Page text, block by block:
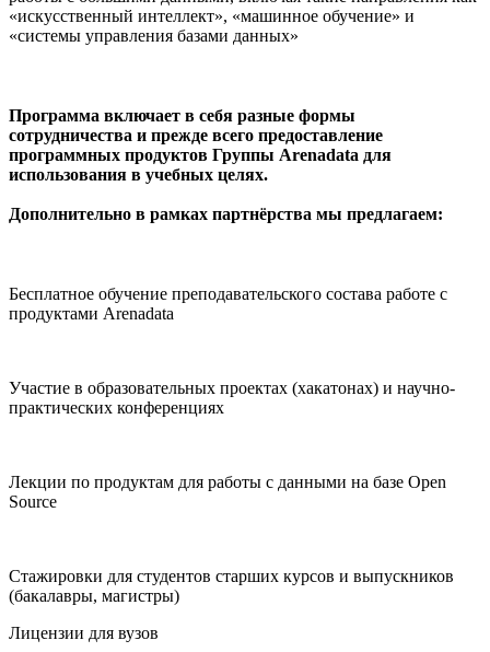
«искусственный интеллект», «машинное обучение» и
«системы управления базами данных»
Программа включает в себя разные формы
сотрудничества и прежде всего предоставление
программных продуктов Группы Arenadata для
использования в учебных целях.
Дополнительно в рамках партнёрства мы предлагаем:
Бесплатное обучение преподавательского состава работе с
продуктами Arenadata
Участие в образовательных проектах (хакатонах) и научно-
практических конференциях
Лекции по продуктам для работы с данными на базе Open
Source
Стажировки для студентов старших курсов и выпускников
(бакалавры, магистры)
Лицензии для вузов